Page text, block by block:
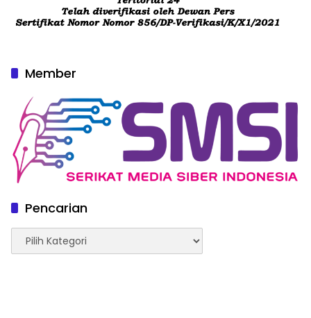
Member
Pencarian
Pencarian